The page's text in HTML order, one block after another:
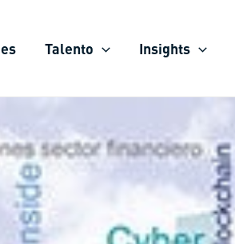
Talento Insights